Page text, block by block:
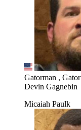
Gatorman , Gator
Devin Gagnebin
Micaiah Paulk